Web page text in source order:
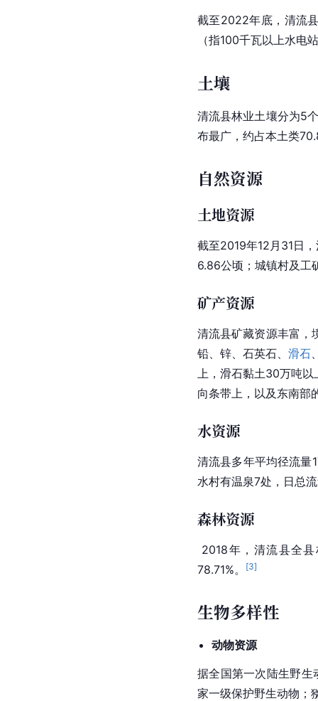
截至2022年底，清流
（指100千瓦以上水
土壤
清流县林业土壤分为5
布最广，约占本土类
自然资源
土地资源
截至2019年12月31日
6.86公顷； 城镇村及工
矿产资源
清流县矿藏资源丰富，
铅、锌、石英石、滑石
上，滑石黏土30万吨以
向条带上，以及东南
水资源
清流县多年平均径流量
水村有温泉7处，日总
森林资源
2018年，清流县全
78.71%。
[3]
生物多样性
动物资源
据全国第一次陆生野
家一级保护野生动物；